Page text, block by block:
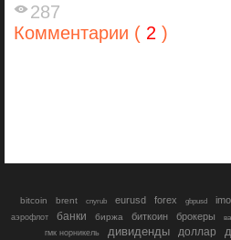
287
Комментарии ( 2 )
bitcoin brent cnyrub eurusd forex gbpusd
аэрофлот банки биржа биткоин брокеры
гмк норникель
дивиденды доллар